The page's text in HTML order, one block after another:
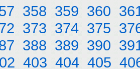
358 359 360
373 374 375
388 389 390
403 404 405